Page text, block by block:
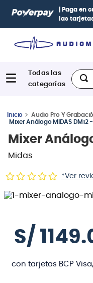
| Paga en
las
Audio Pro Y
Mixer Análogo MIDAS DM12 -
Mixer
Midas
*Ver
S/ 1149.
con tarjetas BCP Visa,